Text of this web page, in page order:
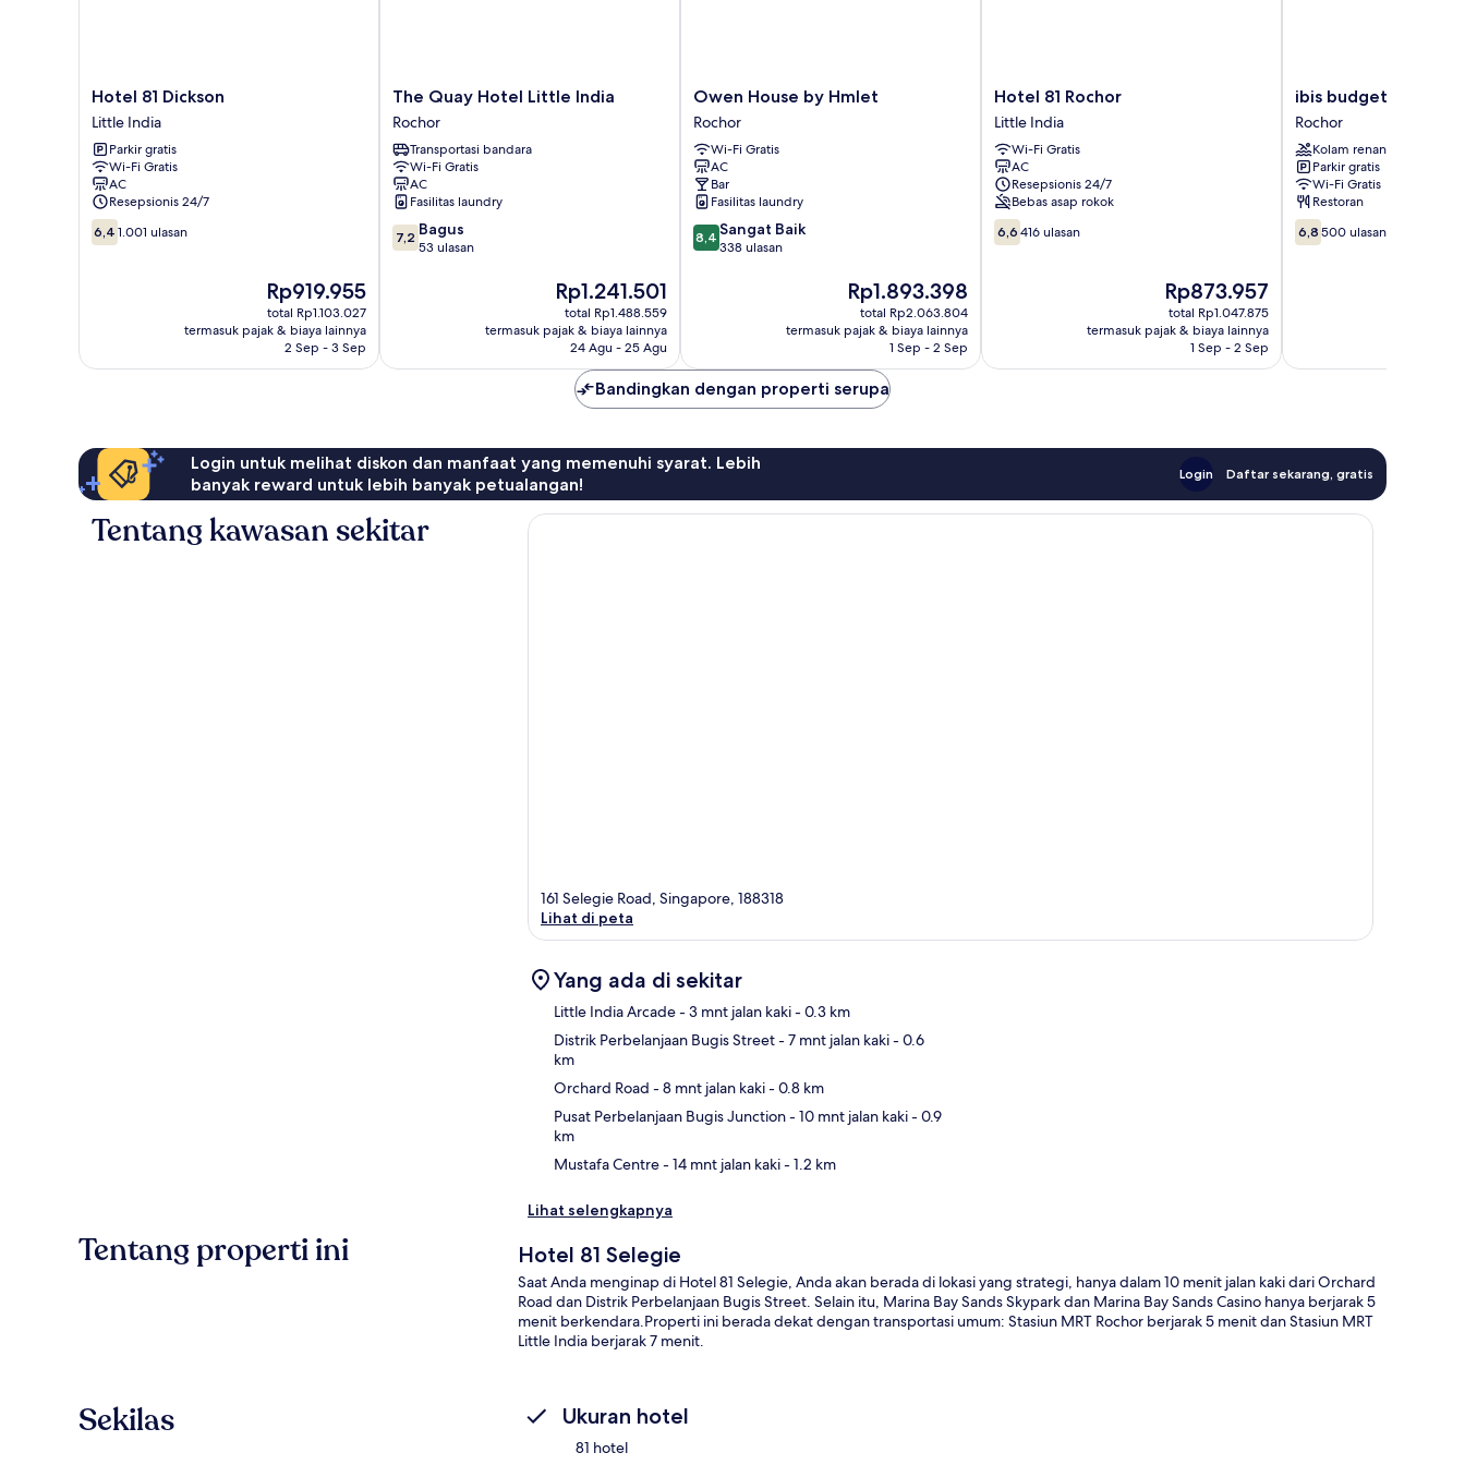
Hotel
81
Dickson
Little
India
Hotel 81 Dickson
Little India
Parkir gratis
Wi-Fi Gratis
AC
Resepsionis 24/7
6.4
dari
6,4 1.001 ulasan
Harga
sekarang
Rp919.955
Rp919.955
total Rp1.103.027
termasuk pajak & biaya lainnya
2 Sep - 3 Sep
The
Quay
Hotel
Little
India
Rochor
The Quay Hotel Little India
Rochor
Transportasi bandara
Wi-Fi Gratis
AC
Fasilitas laundry
7.2
dari
7,2 Bagus
53 ulasan
Harga
sekarang
Rp1.241.501
Rp1.241.501
total Rp1.488.559
termasuk pajak & biaya lainnya
24 Agu - 25 Agu
Owen
House
by
Hmlet
Rochor
Owen House by Hmlet
Rochor
Wi-Fi Gratis
AC
Bar
Fasilitas laundry
8.4
dari
8,4 Sangat Baik
338 ulasan
Harga
sekarang
Rp1.893.398
Rp1.893.398
total Rp2.063.804
termasuk pajak & biaya lainnya
1 Sep - 2 Sep
Hotel
81
Rochor
Little
India
Hotel 81 Rochor
Little India
Wi-Fi Gratis
AC
Resepsionis 24/7
Bebas asap rokok
6.6
dari
6,6 416 ulasan
Harga
sekarang
Rp873.957
Rp873.957
total Rp1.047.875
termasuk pajak & biaya lainnya
1 Sep - 2 Sep
ibis
budget
Singapore
Selegie
Rochor
ibis budget
Rochor
Kolam renang
Parkir gratis
Wi-Fi Gratis
Restoran
6.8
dari
6,8 500 ulasan
Bandingkan dengan properti serupa
Login untuk melihat diskon dan manfaat yang memenuhi syarat. Lebih
banyak reward untuk lebih banyak petualangan!
Login Daftar sekarang, gratis
Tentang kawasan sekitar
161 Selegie Road, Singapore, 188318
Lihat di peta
Yang ada di sekitar
Little India Arcade- 3 mnt jalan kaki- 0.3 km
Distrik Perbelanjaan Bugis Street- 7 mnt jalan kaki- 0.6
km
Orchard Road - 8 mnt jalan kaki- 0.8 km
Pusat Perbelanjaan Bugis Junction- 10 mnt jalan kaki- 0.9
km
Mustafa Centre- 14 mnt jalan kaki- 1.2 km
Lihat selengkapnya
Tentang properti ini Hotel 81 Selegie
Saat Anda menginap di Hotel 81 Selegie, Anda akan berada di lokasi yang strategi, hanya dalam 10 menit jalan kaki dari Orchard
Road dan Distrik Perbelanjaan Bugis Street. Selain itu, Marina Bay Sands Skypark dan Marina Bay Sands Casino hanya berjarak 5
menit berkendara.Properti ini berada dekat dengan transportasi umum: Stasiun MRT Rochor berjarak 5 menit dan Stasiun MRT
Little India berjarak 7 menit.
Sekilas Ukuran hotel
81 hotel